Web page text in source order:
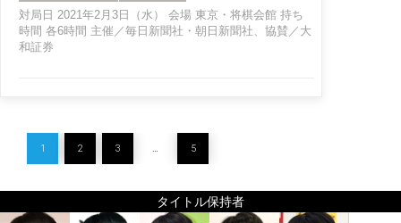
対局日 2021年2月3日（水） 会場 東京・将棋会館 持ち
時間 各6時間 主催／毎日新聞社・朝日新聞社、協賛／大
和証券
1 2 3 … 5
タイトル保持者